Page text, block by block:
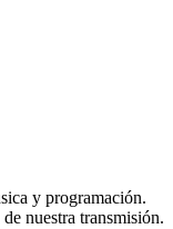
y programación.
nuestra transmisión.